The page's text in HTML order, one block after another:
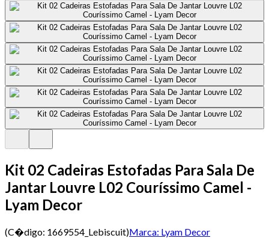
Kit 02 Cadeiras Estofadas Para Sala De
Jantar Louvre L02 Couríssimo Camel -
Lyam Decor
(C�digo: 1669554_Lebiscuit)Marca: Lyam Decor